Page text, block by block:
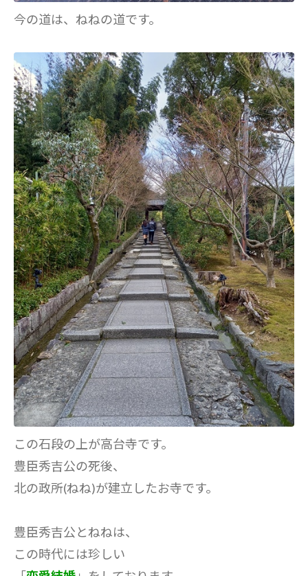
今の道は、ねねの道です。
この石段の上が高台寺です。
豊臣秀吉公の死後、
北の政所(ねね)が建立したお寺です。
豊臣秀吉公とねねは、
この時代には珍しい